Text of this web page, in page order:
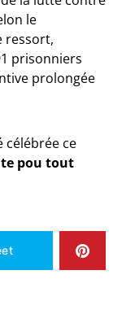
le
ressort,
prisonniers
prolongée
célébrée ce
pou tout